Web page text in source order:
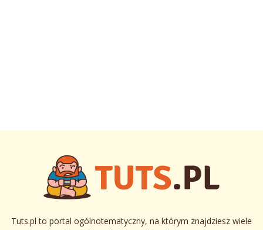
Tuts.pl to portal ogólnotematyczny, na którym znajdziesz wiele